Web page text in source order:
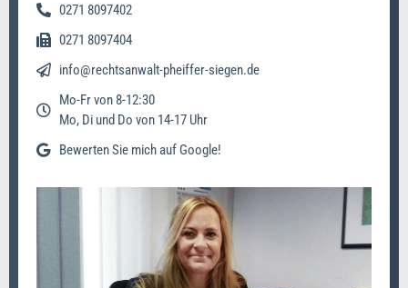
0271 8097402
0271 8097404
info@rechtsanwalt-pheiffer-siegen.de
Mo-Fr von 8-12:30
Mo, Di und Do von 14-17 Uhr
Bewerten Sie mich auf Google!